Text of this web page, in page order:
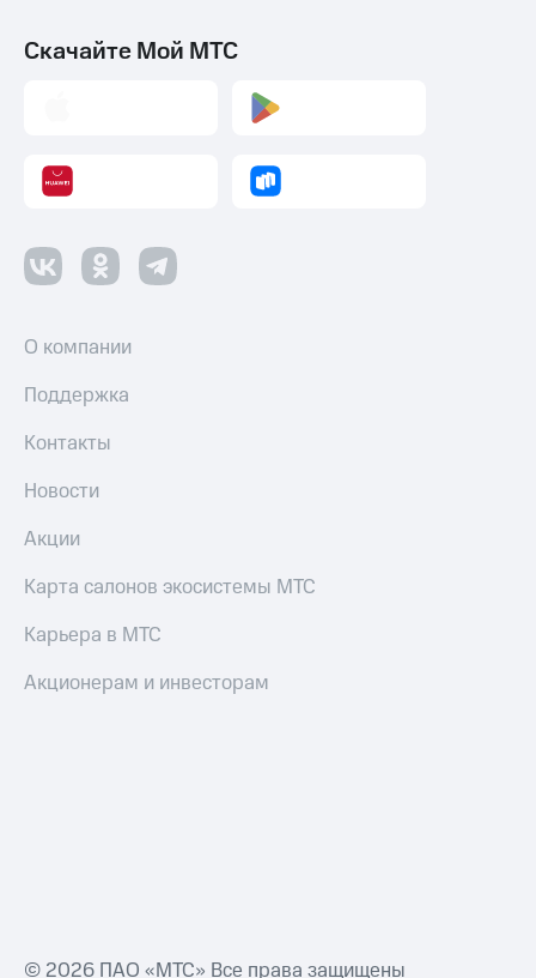
Скачайте Мой МТС
О компании
Поддержка
Контакты
Новости
Акции
Карта салонов экосистемы МТС
Карьера в МТС
Акционерам и инвесторам
© 2026 ПАО «МТС» Все права защищены